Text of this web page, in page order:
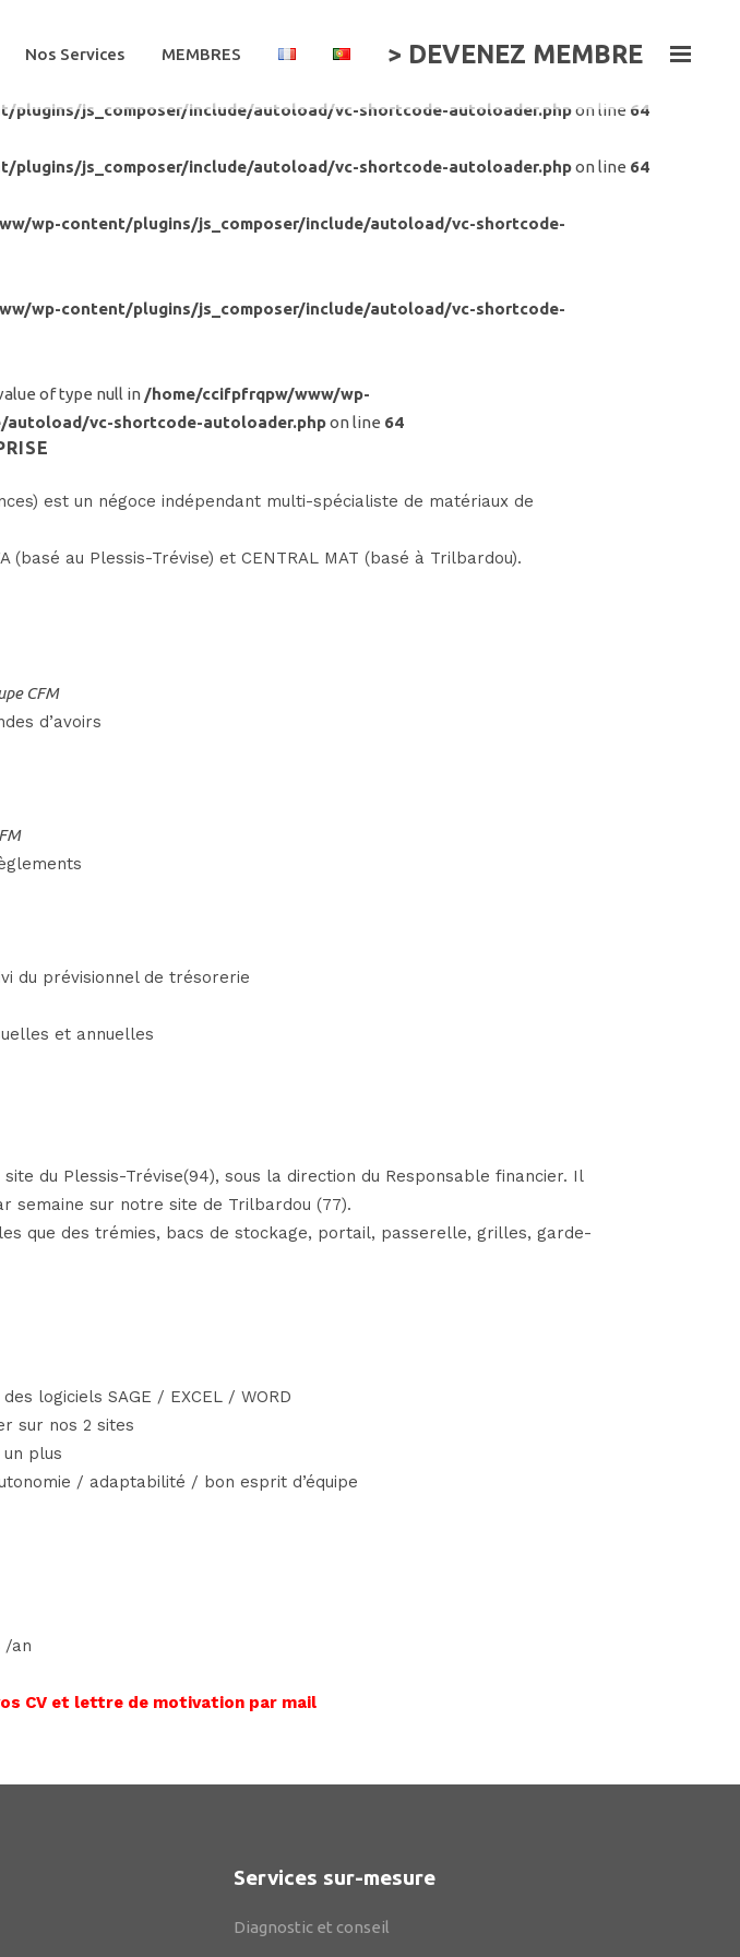
> DEVENEZ MEMBRE
Nos Services MEMBRES
plugins/js_composer/include/autoload/vc-shortcode-autoloader.phpon line 64
plugins/js_composer/include/autoload/vc-shortcode-autoloader.phpon line 64
wp-content/plugins/js_composer/include/autoload/vc-shortcode-
wp-content/plugins/js_composer/include/autoload/vc-shortcode-
of type null in /home/ccifpfrqpw/www/wp-
vc-shortcode-autoloader.phpon line 64
est un négoce indépendant multi-spécialiste de matériaux de
(basé au Plessis-Trévise) et CENTRAL MAT (basé à Trilbardou).
CFM
d’avoirs
du prévisionnel de trésorerie
et annuelles
du Plessis-Trévise(94), sous la direction du Responsable financier. Il
semaine sur notre site de Trilbardou (77).
que des trémies, bacs de stockage, portail, passerelle, grilles, garde-
logiciels SAGE / EXCEL / WORD
sur nos 2 sites
plus
/ adaptabilité / bon esprit d’équipe
/an
CV et lettre de motivation par mail
Services sur-mesure
Diagnostic et conseil